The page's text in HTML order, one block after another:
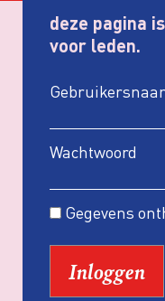
deze pagina
voor leden.
Wachtwoord
Gegevens